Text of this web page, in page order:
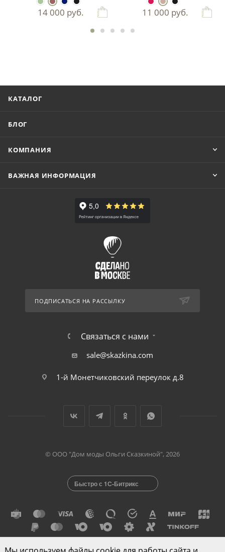
14 000 руб. 11 000 руб.
КАТАЛОГ
БЛОГ
КОМПАНИЯ
ВАЖНАЯ ИНФОРМАЦИЯ
ПОДПИСАТЬСЯ НА РАССЫЛКУ
Связаться с нами
sale@skazkina.com
1-й Монетчиковский переулок д.8
© ООО "Дом моды Ольги Сказкиной", 2026
Быстро с 1С-Битрикс